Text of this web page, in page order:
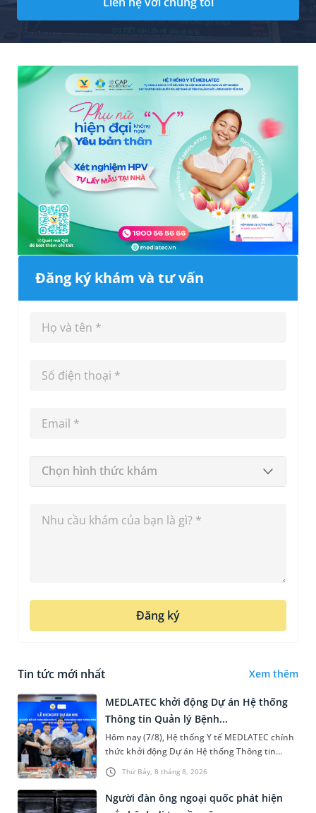
Đăng ký khám và tư vấn
Chọn hình thức khám
Đăng ký
Tin tức mới nhất Xem thêm
Thứ Bảy, 8 tháng 8, 2026
MEDLATEC khởi động Dự án Hệ thống
Thông tin Quản lý Bệnh...
Hôm nay (7/8), Hệ thống Y tế MEDLATEC chính
thức khởi động Dự án Hệ thống Thông tin
Quản lý Bệnh viện (HIS - Hospital Information
System) giai đoạn mới. Dự á...
Người đàn ông ngoại quốc phát hiện